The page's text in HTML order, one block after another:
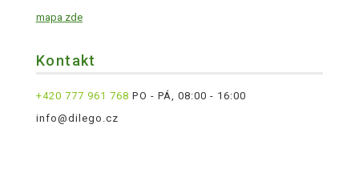
mapa zde
Kontakt
+420 777 961 768 PO - PÁ, 08:00 - 16:00
info@dilego.cz